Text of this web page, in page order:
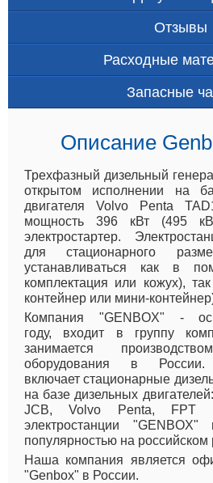
Отзывы
Расходные
Запасные
Описание
Трехфазный дизельный
открытом исполнении на
двигателя Volvo Penta
мощность 396 кВт (495
электростартер.
для стационарного
устанавливаться как в
комплектация или кожух),
контейнер или мини-
Компания "GENBOX" -
году, входит в группу
занимается
оборудования в
включает стационарные
на базе дизельных
JCB, Volvo Penta, FPT
электростанции "GENBOX"
популярностью на российском
Наша компания является
"Genbox" в России.